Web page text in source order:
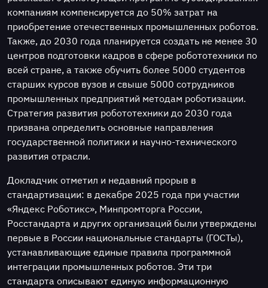
компаниям компенсируется до 50% затрат на
приобретение отечественных промышленных роботов.
Также, до 2030 года планируется создать не менее 30
центров подготовки кадров в сфере робототехники по
всей стране, а также обучить более 5000 студентов
старших курсов вузов и свыше 5000 сотрудников
промышленных предприятий методам роботизации.
Стратегия развития робототехники до 2030 года
призвана определить основные направления
государственной политики и научно-технического
развития отрасли.
Докладчик отметил и недавний прорыв в
стандартизации: в декабре 2025 года при участии
«Яндекс Роботикс», Минпромторга России,
Росстандарта и других организаций были утверждены
первые в России национальные стандарты (ГОСТы),
устанавливающие единые правила программной
интеграции промышленных роботов. Эти три
стандарта описывают единую информационную